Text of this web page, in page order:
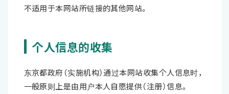
不适用于本网站所链接的其他网站。
个人信息的收集
东京都政府（实施机构）通过本网站收集个人信息时，
一般原则上是由用户本人自愿提供（注册）信息。